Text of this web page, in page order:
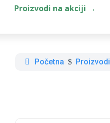
Proizvodi na akciji →
Početna $ Proizvodi